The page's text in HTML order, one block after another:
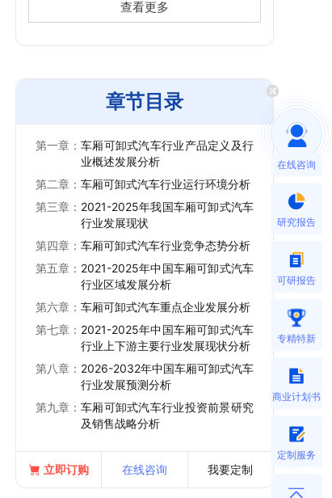
查看更多
章节目录
第一章： 车厢可卸式汽车行业产品定义及行
业概述发展分析
第二章： 车厢可卸式汽车行业运行环境分析
第三章： 2021-2025年我国车厢可卸式汽车
行业发展现状
第四章： 车厢可卸式汽车行业竞争态势分析
第五章： 2021-2025年中国车厢可卸式汽车
行业区域发展分析
第六章： 车厢可卸式汽车重点企业发展分析
第七章： 2021-2025年中国车厢可卸式汽车
行业上下游主要行业发展现状分析
第八章： 2026-2032年中国车厢可卸式汽车
行业发展预测分析
第九章： 车厢可卸式汽车行业投资前景研究
及销售战略分析
立即订购 在线咨询 我要定制
在线咨询
研究报告
可研报告
专精特新
商业计划书
定制服务